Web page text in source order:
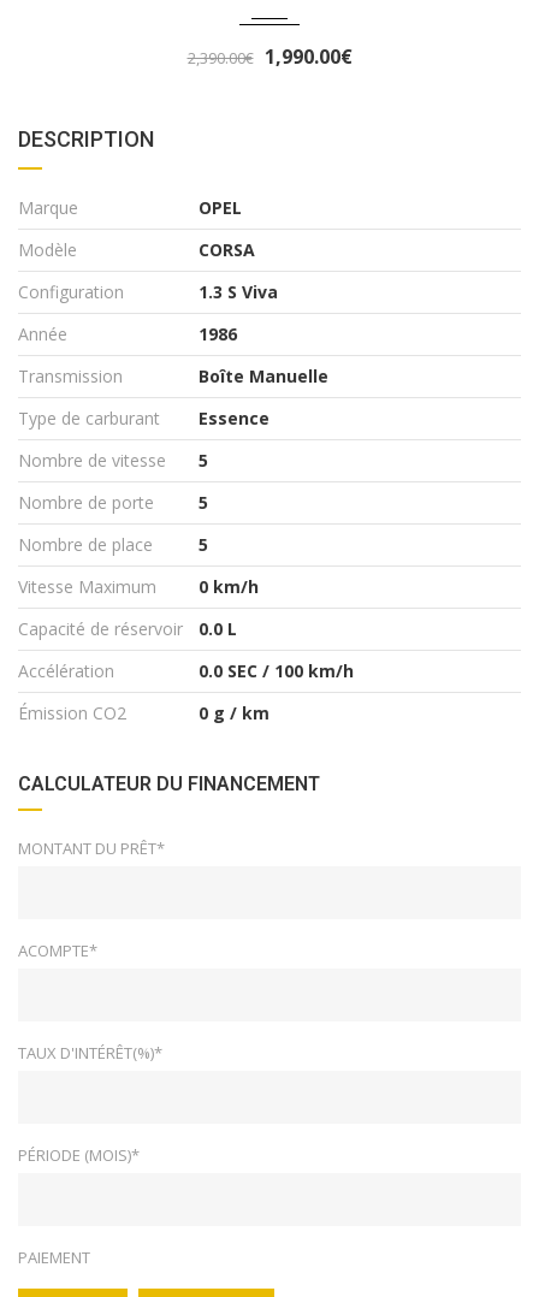
3,490.00€
DESCRIPTION
Marque
OPEL
Modèle
CORSA
Configuration
1.3 S Viva
Année
1986
Transmission
Boîte Manuelle
Type de carburant
Essence
Nombre de vitesse
5
Nombre de porte
5
Nombre de place
5
Vitesse Maximum
0 km/h
Capacité de réservoir
0.0 L
Accélération
0.0 SEC / 100 km/h
Émission CO2
0 g / km
CALCULATEUR DU FINANCEMENT
MONTANT DU PRÊT*
ACOMPTE*
TAUX D'INTÉRÊT(%)*
PÉRIODE (MOIS)*
PAIEMENT